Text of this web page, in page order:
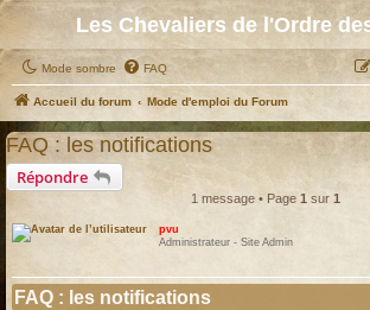
Les Chevaliers de l'Ordre
Mode sombre FAQ
Accueil du forum Mode d'emploi du Forum
FAQ : les notifications
Répondre
1 message • Page 1 sur 1
pvu
Administrateur - Site Admin
FAQ : les notifications